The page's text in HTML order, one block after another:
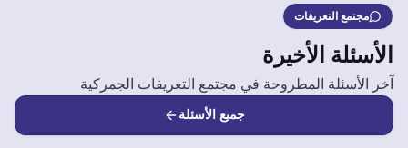
مجتمع التعريفات
الأسئلة الأخيرة
آخر الأسئلة المطروحة في مجتمع التعريفات الجمركية
جميع الأسئلة